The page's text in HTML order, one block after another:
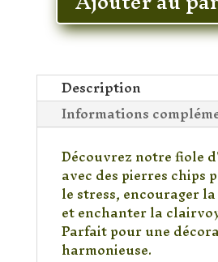
quantité
Fiole
Description
Informations
Découvrez notre fiole
avec des pierres chips
le stress, encourager
et enchanter la
Parfait pour une
harmonieuse.